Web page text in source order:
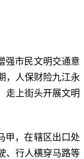
强市民文明交通意
，人保财险九江永
走上街头开展文明
甲，在辖区出口处
、行人横穿马路等